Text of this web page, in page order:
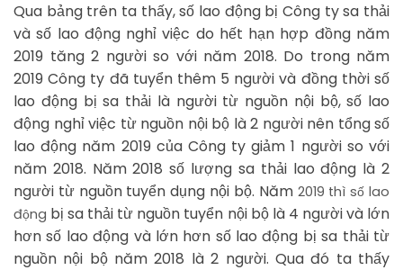
Qua bảng trên ta thấy, số lao động bị Công ty sa thải
và số lao động nghỉ việc do hết hạn hợp đồng năm
2019 tăng 2 người so với năm 2018. Do trong năm
2019 Công ty đã tuyển thêm 5 người và đồng thời số
lao động bị sa thải là người từ nguồn nội bộ, số lao
động nghỉ việc từ nguồn nội bộ là 2 người nên tổng số
lao động năm 2019 của Công ty giảm 1 người so với
năm 2018. Năm 2018 số lượng sa thải lao động là 2
người từ nguồn tuyển dụng nội bộ. Năm 2019 thì số lao
động bị sa thải từ nguồn tuyển nội bộ là 4 người và lớn
hơn số lao động và lớn hơn số lao động bị sa thải từ
nguồn nội bộ năm 2018 là 2 người. Qua đó ta thấy